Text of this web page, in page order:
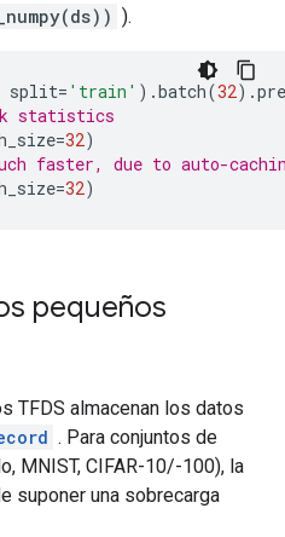
).
split= 'train' ) .batch(32) .
statistics
=32)
faster, due to auto-
=32)
pequeños
TFDS almacenan los datos
. Para conjuntos de
MNIST, CIFAR-10/-100), la
suponer una sobrecarga